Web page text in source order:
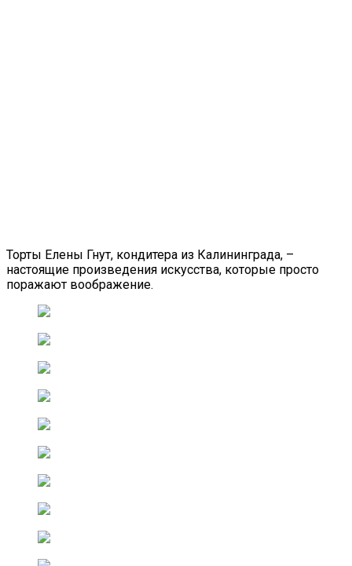
Торты Елены Гнут, кондитера из Калининграда, –
настоящие произведения искусства, которые просто
поражают воображение.